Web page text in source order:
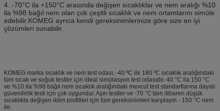
4. -70°C ila +150°C arasında değişen sıcaklıklar ve nem aralığı %10
ila %98 bağıl nem olan çok çeşitli sıcaklık ve nem ortamlarını simüle
edebilir.KOMEG ayrıca kendi gereksinimlerinize göre size en iyi
çözümleri sunabilir.
KOMEG marka sıcaklık ve nem test odası, -40 ºC ile 180 ºC sıcaklık aralığındaki
tüm sıcak ve soğuk testler için ideal simülasyon test odasıdır.-40 °C ila 150 °C
ve %10 ila %98 bağıl nem sıcaklık aralığındaki mevcut test standartlarına dayalı
güvenilirlik testi için çok uygundur. Aşırı testler ve -70 °C'den itibaren düşük
sıcaklıkta değişen iklim profilleri için tüm gereksinimleri karşılayın - 150 °C nem
ile.